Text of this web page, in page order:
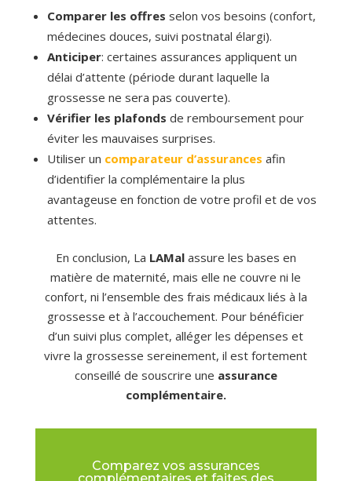
Comparer les offres selon vos besoins (confort,
médecines douces, suivi postnatal élargi).
Anticiper: certaines assurances appliquent un
délai d’attente (période durant laquelle la
grossesse ne sera pas couverte).
Vérifier les plafonds de remboursement pour
éviter les mauvaises surprises.
Utiliser un comparateur d’assurances afin
d’identifier la complémentaire la plus
avantageuse en fonction de votre profil et de vos
attentes.
En conclusion, La LAMalassure les bases en
matière de maternité, mais elle ne couvre ni le
confort, ni l’ensemble des frais médicaux liés à la
grossesse et à l’accouchement. Pour bénéficier
d’un suivi plus complet, alléger les dépenses et
vivre la grossesse sereinement, il est fortement
conseillé de souscrire une assurance
complémentaire.
Comparez vos assurances